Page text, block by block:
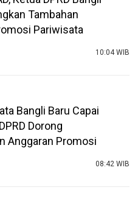
Tambahan
Pariwisata
10:04 WIB
Bangli Baru Capai
Dorong
Anggaran Promosi
08:42 WIB